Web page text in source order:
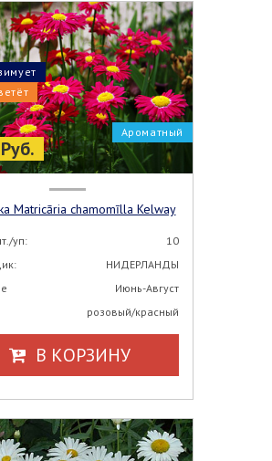
Ароматный
Matricāria chamomīlla Kelway
уп:
10
НИДЕРЛАНДЫ
Июнь-Август
розовый/красный
В КОРЗИНУ